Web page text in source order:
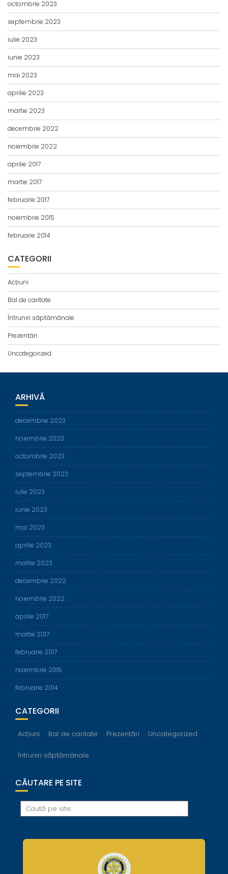
octombrie 2023
septembrie 2023
iulie 2023
iunie 2023
mai 2023
aprilie 2023
martie 2023
decembrie 2022
noiembrie 2022
aprilie 2017
martie 2017
februarie 2017
noiembrie 2015
februarie 2014
CATEGORII
Acțiuni
Bal de caritate
Întruniri săptămânale
Prezentări
Uncategorized
ARHIVĂ
decembrie 2023
noiembrie 2023
octombrie 2023
septembrie 2023
iulie 2023
iunie 2023
mai 2023
aprilie 2023
martie 2023
decembrie 2022
noiembrie 2022
aprilie 2017
martie 2017
februarie 2017
noiembrie 2015
februarie 2014
CATEGORII
Acțiuni Bal de caritate Prezentări Uncategorized
Întruniri săptămânale
CĂUTARE PE SITE